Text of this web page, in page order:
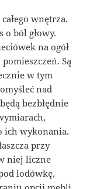
wnętrza.
o ból głowy.
na ogół
Są
w tym
nad
bezbłędnie
ich wykonania.
przy
niej liczne
lodówkę,